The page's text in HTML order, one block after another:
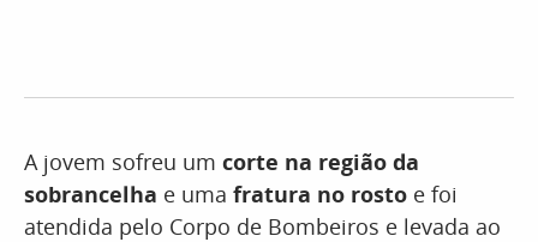
A jovem sofreu um corte na região da
sobrancelha e uma fratura no rosto e foi
atendida pelo Corpo de Bombeiros e levada ao